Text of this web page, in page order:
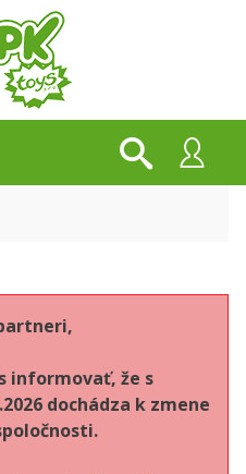
informovať, že s
dochádza k zmene